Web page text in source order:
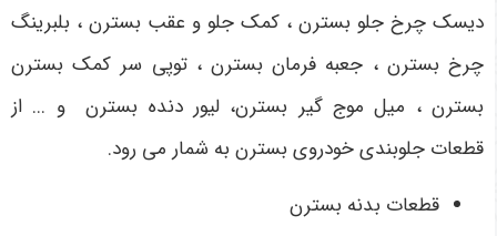
دیسک چرخ جلو بسترن ، کمک جلو و عقب بسترن ، بلبرینگ
چرخ بسترن ، جعبه فرمان بسترن ، توپی سر کمک بسترن
بسترن ، میل موج گیر بسترن، لیور دنده بسترن و ... از
قطعات جلوبندی خودروی بسترن به شمار می رود.
قطعات بدنه بسترن